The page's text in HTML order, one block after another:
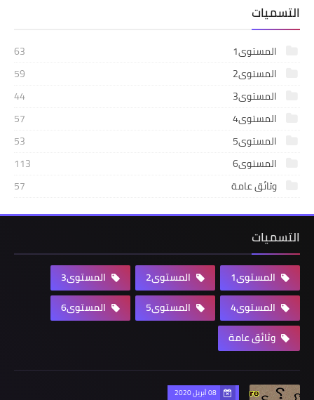
التسميات
المستوى1
63
المستوى2
59
المستوى3
44
المستوى4
57
المستوى5
53
المستوى6
113
وثائق عامة
57
التسميات
المستوى1 المستوى2
المستوى3
المستوى4
المستوى5
المستوى6
وثائق عامة
08 أبريل 2020